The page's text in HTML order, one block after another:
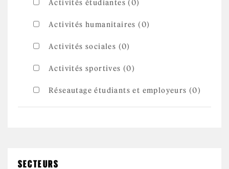
Activités étudiantes (0)
Activités humanitaires (0)
Activités sociales (0)
Activités sportives (0)
Réseautage étudiants et employeurs (0)
SECTEURS